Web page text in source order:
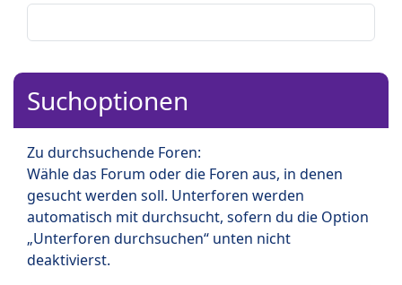
Suchoptionen
Zu durchsuchende Foren:
Wähle das Forum oder die Foren aus, in denen
gesucht werden soll. Unterforen werden
automatisch mit durchsucht, sofern du die Option
„Unterforen durchsuchen“ unten nicht
deaktivierst.